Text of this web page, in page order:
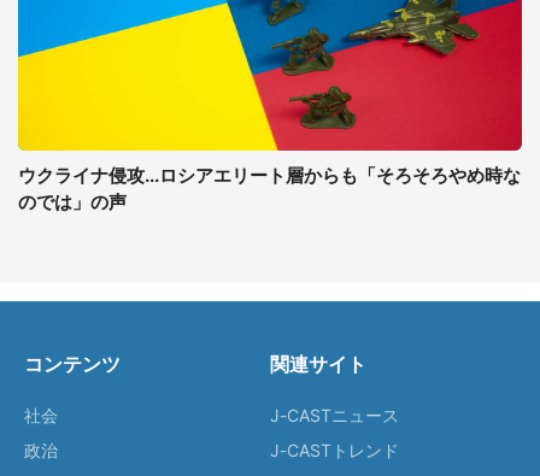
ウクライナ侵攻...ロシアエリート層からも「そろそろやめ時な
のでは」の声
コンテンツ
社会
政治
関連サイト
J-CASTニュース
J-CASTトレンド